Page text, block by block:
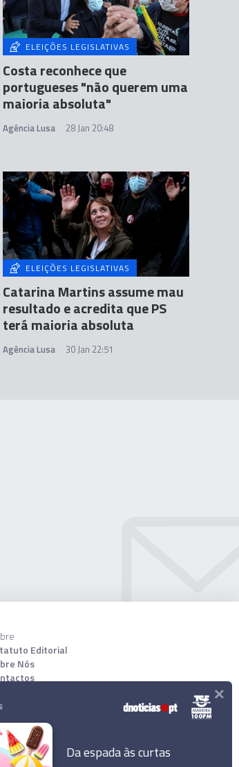
ELEIÇÕES LEGISLATIVAS
Costa reconhece que
portugueses "não querem uma
maioria absoluta"
Agência Lusa 28 Jan 20:48
ELEIÇÕES LEGISLATIVAS
Catarina Martins assume mau
resultado e acredita que PS
terá maioria absoluta
Agência Lusa 30 Jan 22:51
Editorial
Nós
App
Da espada às curtas
×